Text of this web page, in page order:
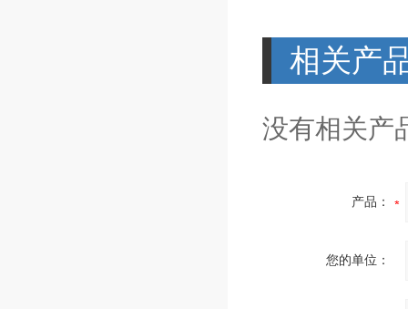
相关产
没有相关产
产品：
您的单位：